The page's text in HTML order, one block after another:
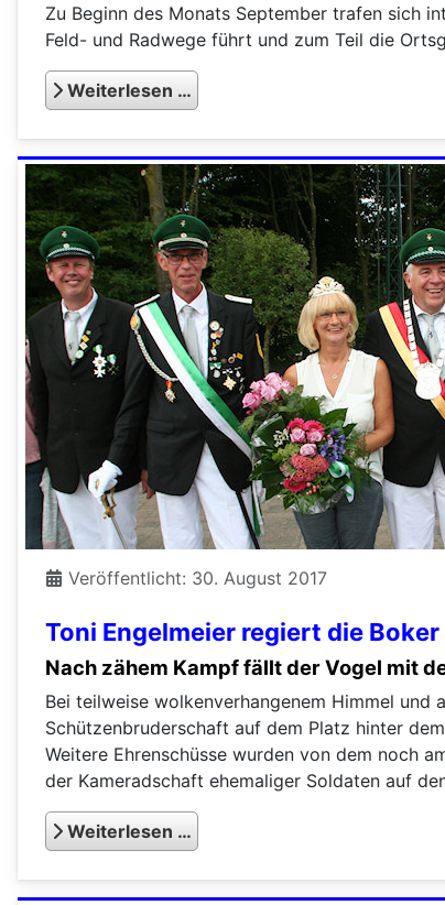
Zu Beginn des Monats September trafen sich
Feld- und Radwege führt und zum Teil die
Weiterlesen …
Toni Engelmeier regiert die
Veröffentlicht: 30. August 2017
Nach zähem Kampf fällt der Vogel mit
Bei teilweise wolkenverhangenem Himmel und
Schützenbruderschaft auf dem Platz hinter
Weitere Ehrenschüsse wurden von dem noch
der Kameradschaft ehemaliger Soldaten auf
Weiterlesen …